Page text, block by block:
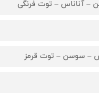
– آناناس – توت فرنگی
– سوسن – توت قرمز